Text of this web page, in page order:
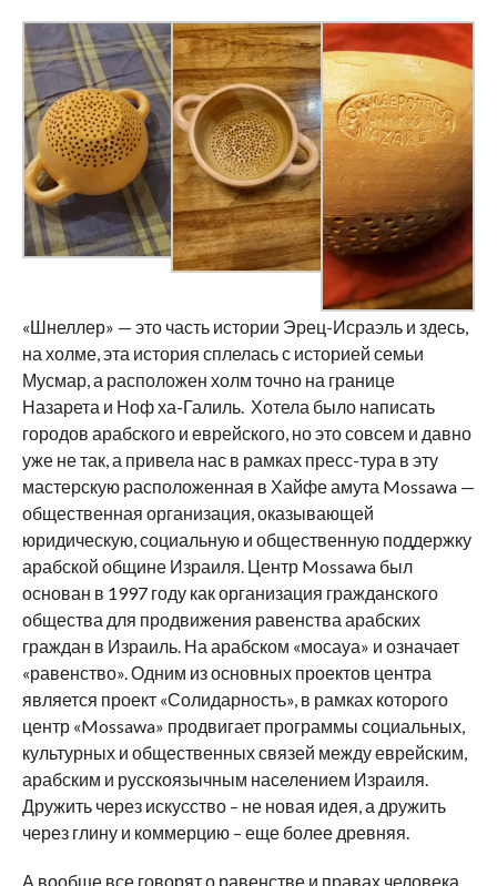
«Шнеллер» — это часть истории Эрец-Исраэль и здесь,
на холме, эта история сплелась с историей семьи
Мусмар, а расположен холм точно на границе
Назарета и Ноф ха-Галиль. Хотела было написать
городов арабского и еврейского, но это совсем и давно
уже не так, а привела нас в рамках пресс-тура в эту
мастерскую расположенная в Хайфе амута Mossawa —
общественная организация, оказывающей
юридическую, социальную и общественную поддержку
арабской общине Израиля. Центр Mossawa был
основан в 1997 году как организация гражданского
общества для продвижения равенства арабских
граждан в Израиль. На арабском «мосауа» и означает
«равенство». Одним из основных проектов центра
является проект «Солидарность», в рамках которого
центр «Mossawa» продвигает программы социальных,
культурных и общественных связей между еврейским,
арабским и русскоязычным населением Израиля.
Дружить через искусство – не новая идея, а дружить
через глину и коммерцию – еще более древняя.
А вообще все говорят о равенстве и правах человека.